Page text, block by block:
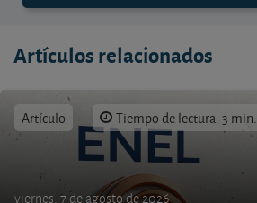
Artículos relacionados
Artículo Tiempo de lectura: 3 min.
viernes, 7 de agosto de 2026